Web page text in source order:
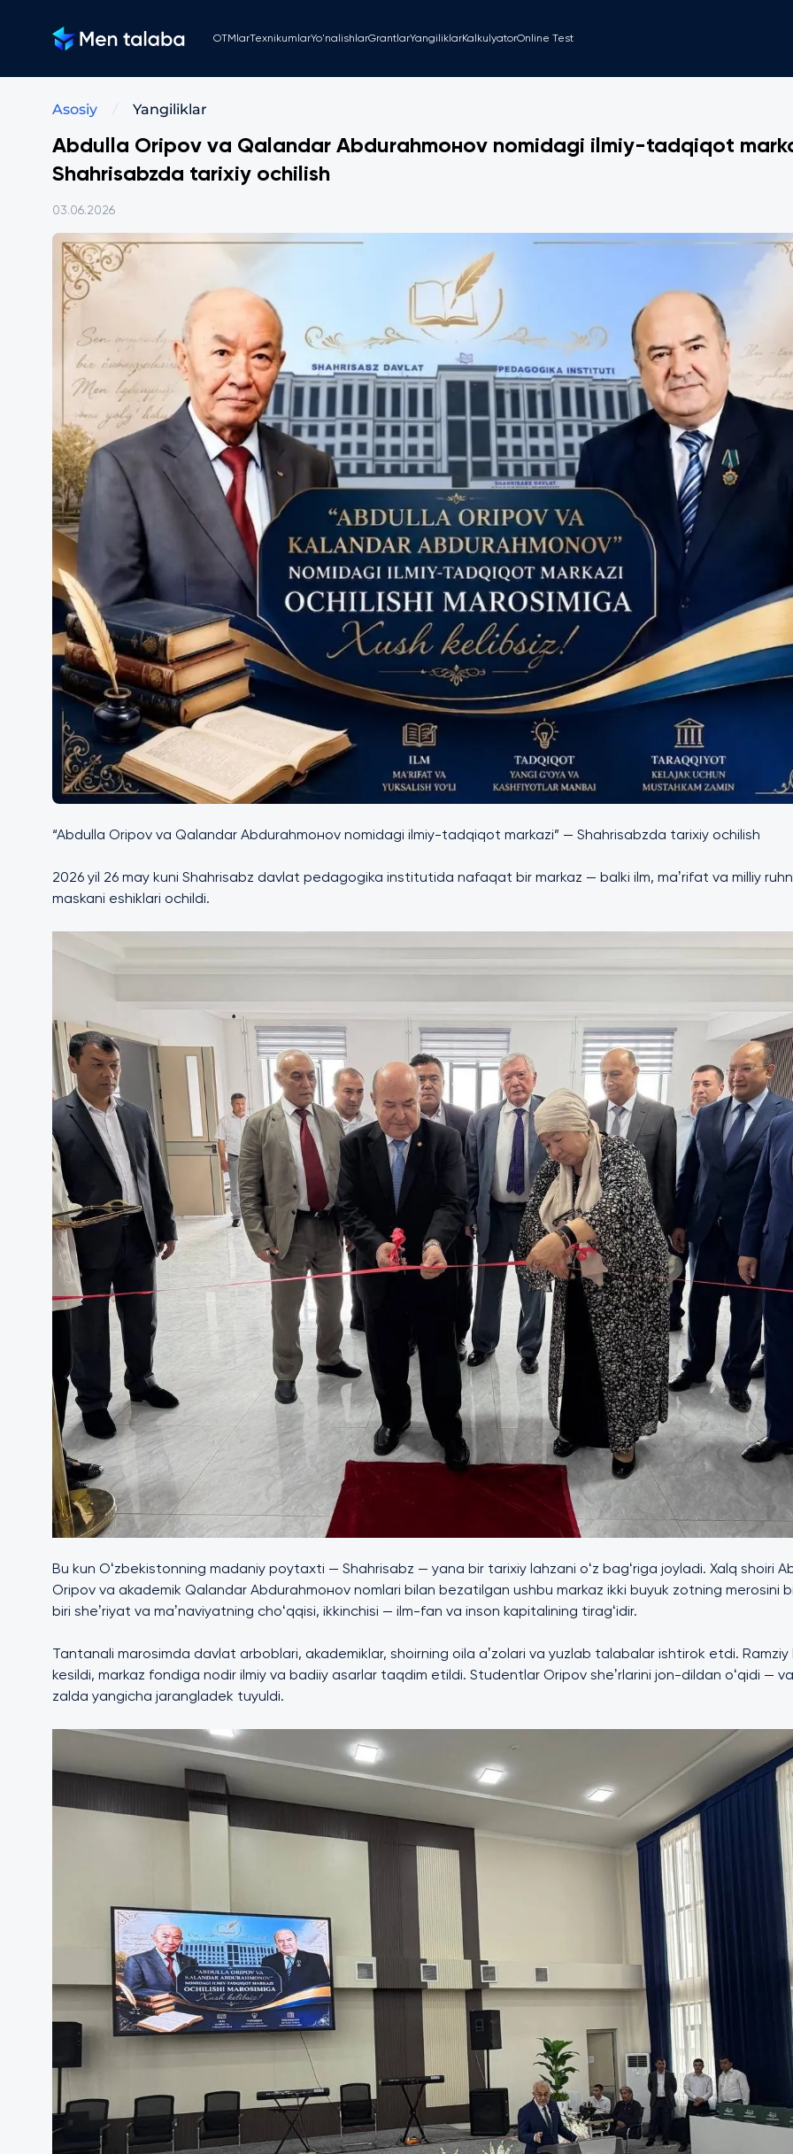
OTMlarTexnikumlarYo'nalishlarGrantlarYangiliklarKalkulyatorOnline Test
Asosiy / Yangiliklar
Abdulla Oripov va Qalandar Abdurahmонov nomidagi ilmiy-tadqiqot
Shahrisabzda tarixiy ochilish
03.06.2026
“Abdulla Oripov va Qalandar Abdurahmонov nomidagi ilmiy-tadqiqot markazi” — Shahrisabzda tarixiy ochilish
2026 yil 26 may kuni Shahrisabz davlat pedagogika institutida nafaqat bir markaz — balki ilm, maʼrifat va milliy
maskani eshiklari ochildi.
Bu kun Oʻzbekistonning madaniy poytaxti — Shahrisabz — yana bir tarixiy lahzani oʻz bagʻriga joyladi. Xalq shoiri
Oripov va akademik Qalandar Abdurahmонov nomlari bilan bezatilgan ushbu markaz ikki buyuk zotning merosini
biri sheʼriyat va maʼnaviyatning choʻqqisi, ikkinchisi — ilm-fan va inson kapitalining tiragʻidir.
Tantanali marosimda davlat arboblari, akademiklar, shoirning oila aʼzolari va yuzlab talabalar ishtirok etdi.
kesildi, markaz fondiga nodir ilmiy va badiiy asarlar taqdim etildi. Studentlar Oripov sheʼrlarini jon-dildan oʻqidi —
zalda yangicha jarangladek tuyuldi.